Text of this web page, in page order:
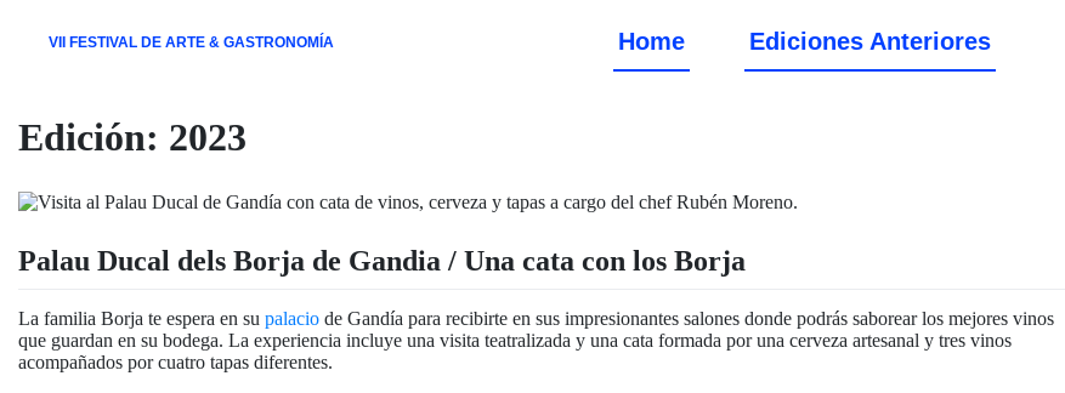
VII FESTIVAL DE ARTE & GASTRONOMÍA Home Ediciones Anteriores
Edición: 2023
Palau Ducal dels Borja de Gandia / Una cata con los Borja
La familia Borja te espera en su palacio de Gandía para recibirte en sus impresionantes salones donde podrás saborear los mejores vinos
que guardan en su bodega. La experiencia incluye una visita teatralizada y una cata formada por una cerveza artesanal y tres vinos
acompañados por cuatro tapas diferentes.